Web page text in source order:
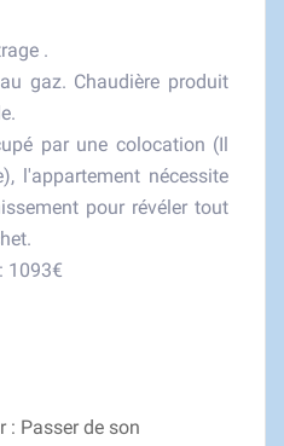
.
gaz. Chaudière produit
par une colocation (Il
l'appartement nécessite
pour révéler tout
1093€
: Passer de son